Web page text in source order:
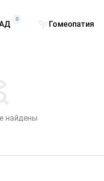
0
Гомеопатия
найдены